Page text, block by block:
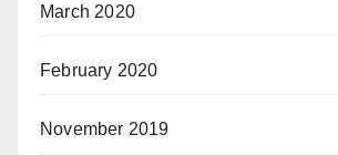
March 2020
February 2020
November 2019